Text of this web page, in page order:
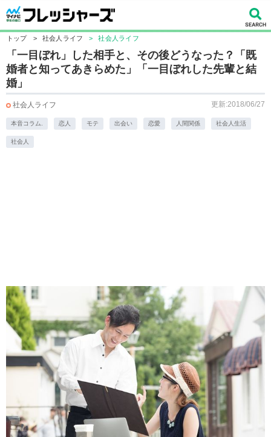
トップ > 社会人ライフ > 社会人ライフ
「一目ぼれ」した相手と、その後どうなった？「既
婚者と知ってあきらめた」「一目ぼれした先輩と結
婚」
社会人ライフ 更新:2018/06/27
本音コラム. 恋人 モテ 出会い 恋愛 人間関係 社会人生活
社会人